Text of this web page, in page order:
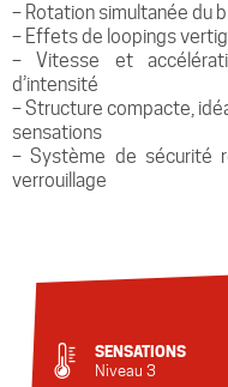
– Rotation simultanée du
– Effets de loopings
– Vitesse et
d’intensité
– Structure compacte,
sensations
– Système de sécurité
verrouillage
SENSATIONS
Niveau 3